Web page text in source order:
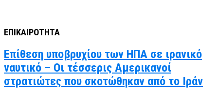
ΕΠΙΚΑΙΡΟΤΗΤΑ
Επίθεση υποβρυχίου των ΗΠΑ σε ιρανικό
ναυτικό – Οι τέσσερις Αμερικανοί
στρατιώτες που σκοτώθηκαν από το Ιράν